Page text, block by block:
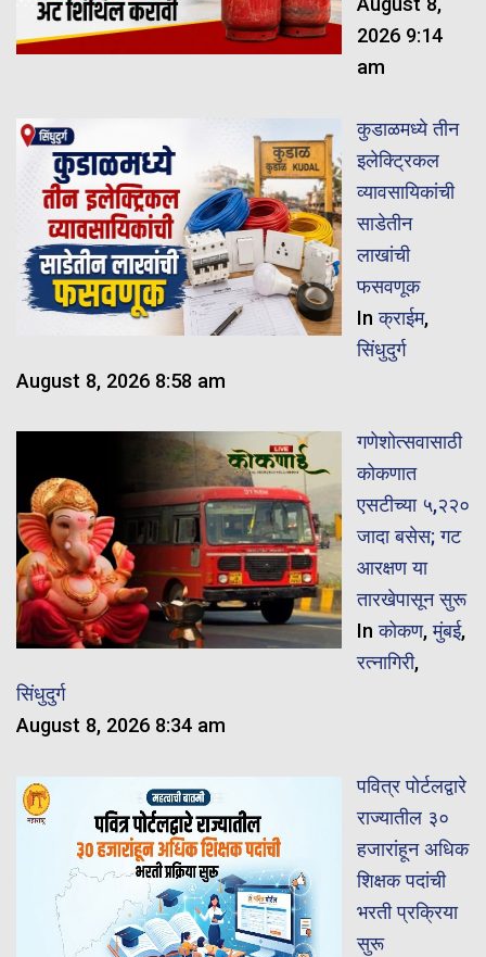
2026 9:14
am
कुडाळमध्ये तीन
इलेक्ट्रिकल
व्यावसायिकांची
साडेतीन
लाखांची
फसवणूक
Inक्राईम,
सिंधुदुर्ग
August 8, 2026 8:58 am
गणेशोत्सवासाठी
कोकणात
एसटीच्या ५,२२०
जादा बसेस; गट
आरक्षण या
तारखेपासून सुरू
Inकोकण,मुंबई,
रत्नागिरी,
सिंधुदुर्ग
August 8, 2026 8:34 am
पवित्र पोर्टलद्वारे
राज्यातील ३०
हजारांहून अधिक
शिक्षक पदांची
भरती प्रक्रिया
सुरू